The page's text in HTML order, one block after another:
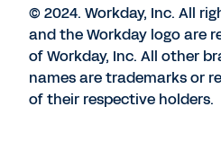
© 2024. Workday, Inc. All
and the Workday logo are
of Workday, Inc. All other
names are trademarks or
of their respective holders.